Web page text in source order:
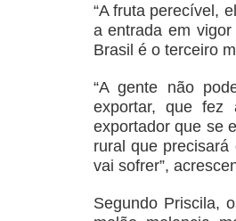
“A fruta perecível,
a entrada em
Brasil é o terceiro
“A gente não
exportar, que fez
exportador que se
rural que
vai sofrer”,
Segundo Priscila,